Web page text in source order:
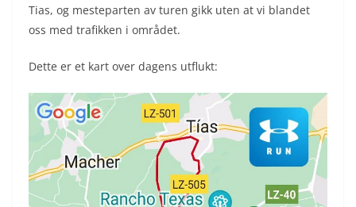
Tias, og mesteparten av turen gikk uten at vi blandet
oss med trafikken i området.
Dette er et kart over dagens utflukt: